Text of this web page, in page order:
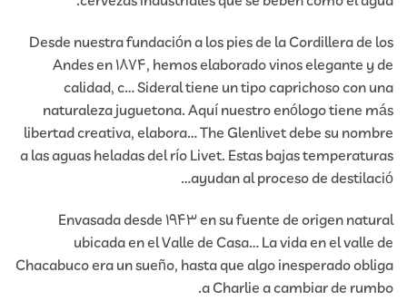
Desde nuestra fundación a los pies de la Cordillera de los
Andes en 1874, hemos elaborado vinos elegante y de
calidad, c… Sideral tiene un tipo caprichoso con una
naturaleza juguetona. Aquí nuestro enólogo tiene más
libertad creativa, elabora… The Glenlivet debe su nombre
a las aguas heladas del río Livet. Estas bajas temperaturas
ayudan al proceso de destilació…
Envasada desde 1943 en su fuente de origen natural
ubicada en el Valle de Casa… La vida en el valle de
Chacabuco era un sueño, hasta que algo inesperado obliga
a Charlie a cambiar de rumbo.